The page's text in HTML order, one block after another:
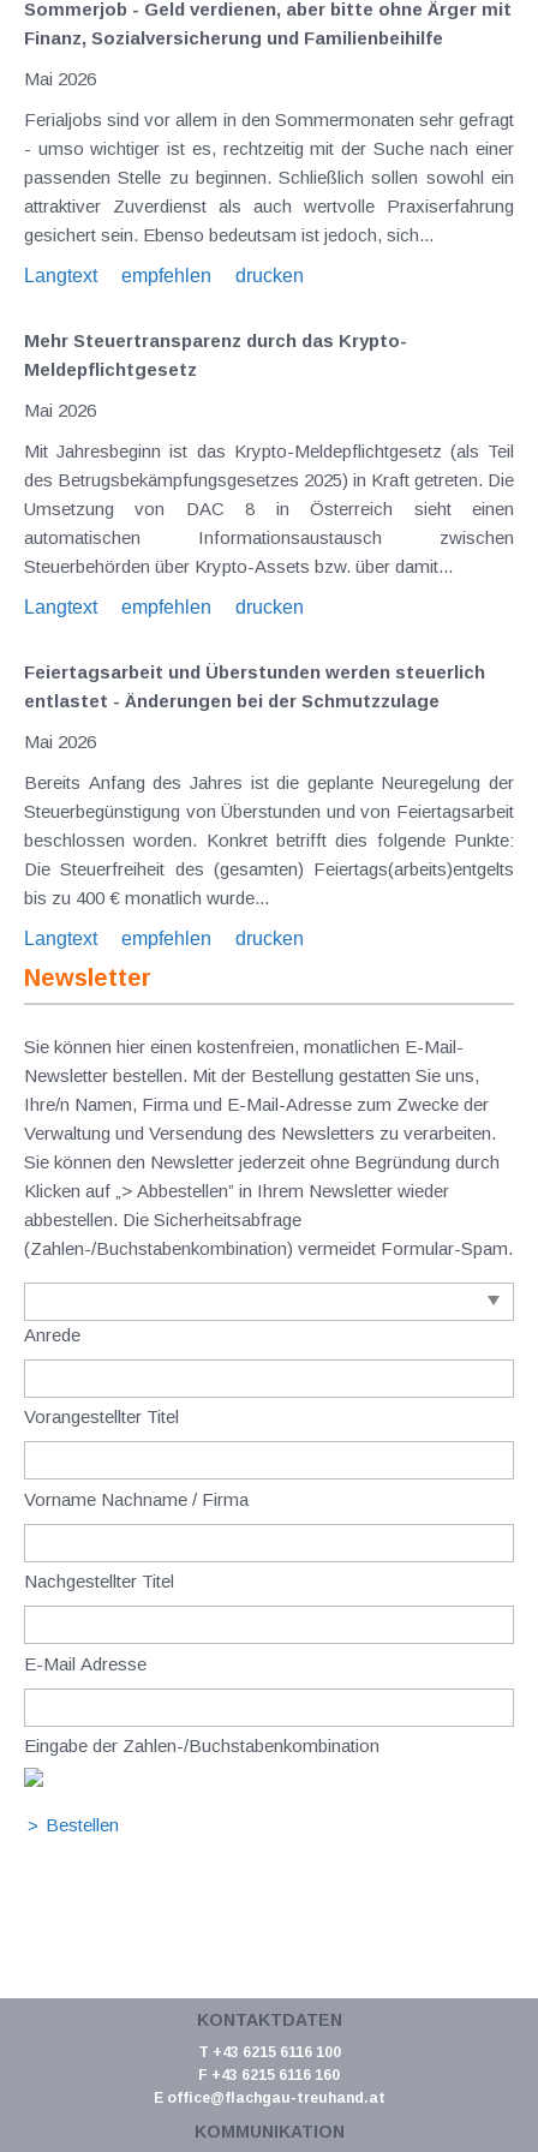
Sommerjob - Geld verdienen, aber bitte ohne Ärger mit
Finanz, Sozialversicherung und Familienbeihilfe
Mai 2026
Ferialjobs sind vor allem in den Sommermonaten sehr gefragt
- umso wichtiger ist es, rechtzeitig mit der Suche nach einer
passenden Stelle zu beginnen. Schließlich sollen sowohl ein
attraktiver Zuverdienst als auch wertvolle Praxiserfahrung
gesichert sein. Ebenso bedeutsam ist jedoch, sich...
Langtext
empfehlen drucken
Mehr Steuertransparenz durch das Krypto-
Meldepflichtgesetz
Mai 2026
Mit Jahresbeginn ist das Krypto-Meldepflichtgesetz (als Teil
des Betrugsbekämpfungsgesetzes 2025) in Kraft getreten. Die
Umsetzung von DAC 8 in Österreich sieht einen
automatischen Informationsaustausch zwischen
Steuerbehörden über Krypto-Assets bzw. über damit...
Langtext
empfehlen drucken
Feiertagsarbeit und Überstunden werden steuerlich
entlastet - Änderungen bei der Schmutzzulage
Mai 2026
Bereits Anfang des Jahres ist die geplante Neuregelung der
Steuerbegünstigung von Überstunden und von Feiertagsarbeit
beschlossen worden. Konkret betrifft dies folgende Punkte:
Die Steuerfreiheit des (gesamten) Feiertags(arbeits)entgelts
bis zu 400 € monatlich wurde...
Langtext
empfehlen drucken
Newsletter
Sie können hier einen kostenfreien, monatlichen E-Mail-
Newsletter bestellen. Mit der Bestellung gestatten Sie uns,
Ihre/n Namen, Firma und E-Mail-Adresse zum Zwecke der
Verwaltung und Versendung des Newsletters zu verarbeiten.
Sie können den Newsletter jederzeit ohne Begründung durch
Klicken auf „> Abbestellen” in Ihrem Newsletter wieder
abbestellen. Die Sicherheitsabfrage
(Zahlen-/Buchstabenkombination) vermeidet Formular-Spam.
Anrede
Vorangestellter Titel
Vorname Nachname / Firma
Nachgestellter Titel
E-Mail Adresse
Eingabe der Zahlen-/Buchstabenkombination
KONTAKTDATEN
T +43 6215 6116 100
F +43 6215 6116 160
E office@flachgau-treuhand.at
KOMMUNIKATION